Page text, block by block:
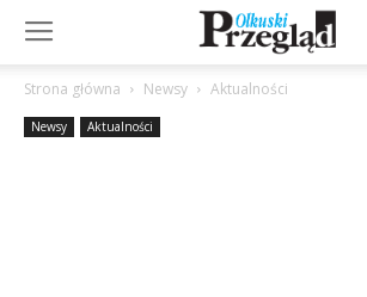
Strona główna Newsy Aktualności
Newsy Aktualności